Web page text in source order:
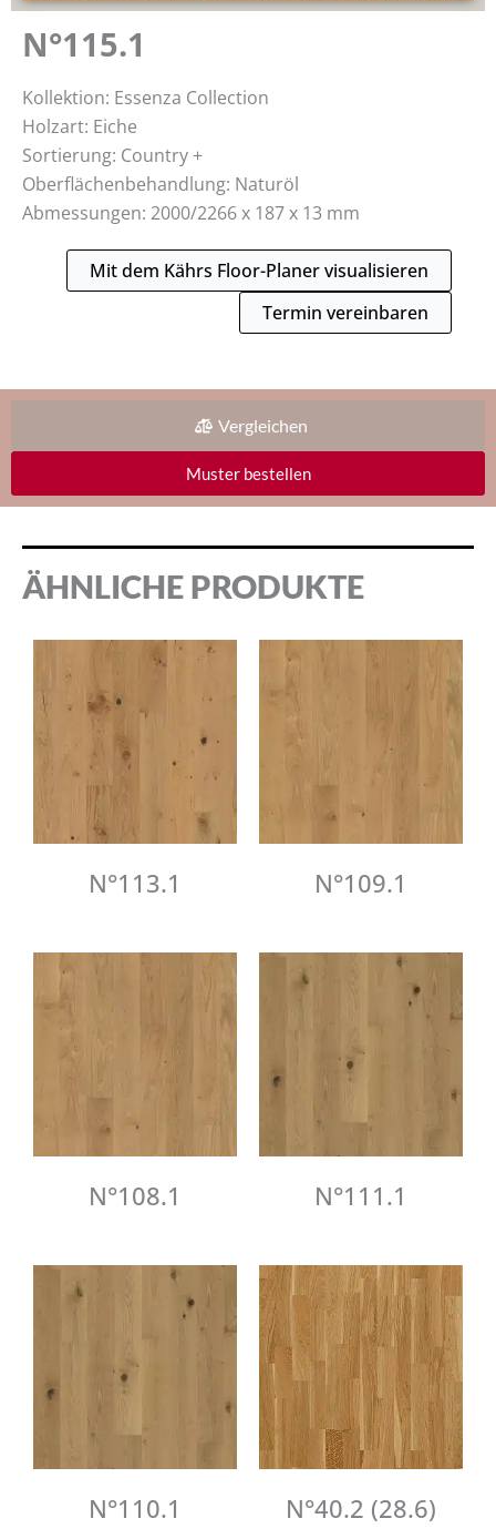
N°115.1
Kollektion: Essenza Collection
Holzart: Eiche
Sortierung: Country +
Oberflächenbehandlung: Naturöl
Abmessungen: 2000/2266 x 187 x 13 mm
Mit dem Kährs Floor-Planer visualisieren
Termin vereinbaren
Vergleichen
Muster bestellen
ÄHNLICHE PRODUKTE
N°113.1 N°109.1
N°108.1 N°111.1
N°110.1 N°40.2 (28.6)